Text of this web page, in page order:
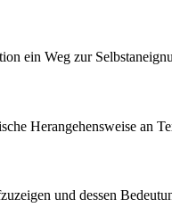
ein Weg zur
Herangehensweise an
und dessen